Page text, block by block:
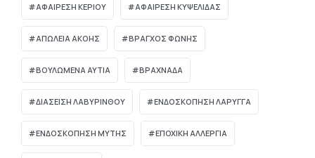
ΑΦΑΙΡΕΣΗ ΚΕΡΙΟΥ ΑΦΑΙΡΕΣΗ ΚΥΨΕΛΙΔΑΣ
ΑΠΏΛΕΙΑ ΑΚΟΉΣ ΒΡΑΓΧΟΣ ΦΩΝΗΣ
ΒΟΥΛΩΜΈΝΑ ΑΥΤΙΆ ΒΡΑΧΝΆΔΑ
ΔΙΆΣΕΙΣΗ ΛΑΒΥΡΊΝΘΟΥ ΕΝΔΟΣΚΟΠΗΣΗ ΛΑΡΥΓΓΑ
ΕΝΔΟΣΚΟΠΗΣΗ ΜΥΤΗΣ ΕΠΟΧΙΚΗ ΑΛΛΕΡΓΙΑ